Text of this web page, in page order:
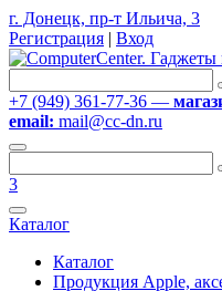
г. Донецк, пр-т Ильича, 3
Регистрация | Вход
+7 (949) 361-77-36 —
email: mail@cc-dn.ru
3
Каталог
Каталог
Продукция Apple,